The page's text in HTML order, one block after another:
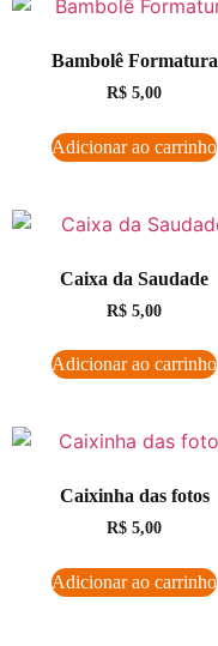
Bambolê Formatura
R$ 5,00
Adicionar ao carrinho
Caixa da Saudade
R$ 5,00
Adicionar ao carrinho
Caixinha das fotos
R$ 5,00
Adicionar ao carrinho